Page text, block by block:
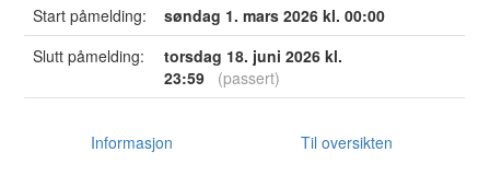
Start påmelding:
søndag 1. mars 2026 kl. 00:00
Slutt påmelding:
torsdag 18. juni 2026 kl.
23:59 (passert)
Informasjon Til oversikten